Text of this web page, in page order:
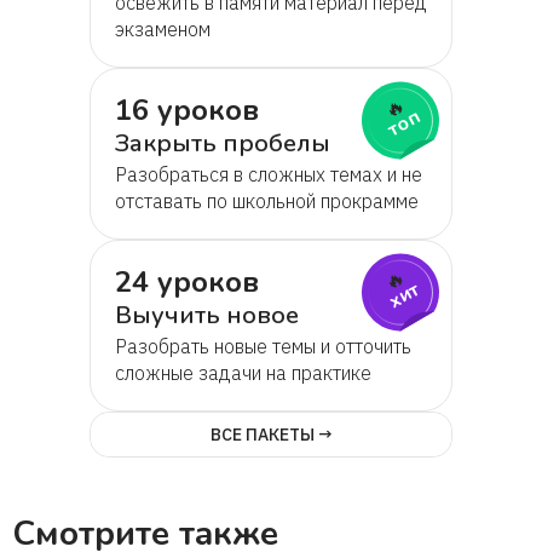
экзаменом
16 уроков
Закрыть пробелы
Разобраться в сложных темах и не
отставать по школьной прокрамме
🔥
топ
24 уроков
Выучить новое
Разобрать новые темы и отточить
сложные задачи на практике
🔥
хит
ВСЕ ПАКЕТЫ →
Смотрите также